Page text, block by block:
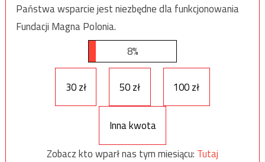
Państwa wsparcie jest niezbędne dla funkcjonowania
Fundacji Magna Polonia.
8%
30 zł 50 zł 100 zł
Inna kwota
Zobacz kto wparł nas tym miesiącu: Tutaj